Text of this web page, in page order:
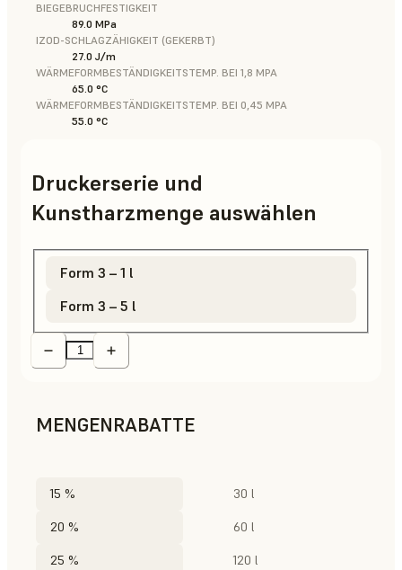
BIEGEBRUCHFESTIGKEIT
89.0 MPa
IZOD-SCHLAGZÄHIGKEIT (GEKERBT)
27.0 J/m
WÄRMEFORMBESTÄNDIGKEITSTEMP. BEI 1,8 MPA
65.0 °C
WÄRMEFORMBESTÄNDIGKEITSTEMP. BEI 0,45 MPA
55.0 °C
Druckerserie und
Kunstharzmenge auswählen
Form 3 – 1 l
Form 3 – 5 l
MENGENRABATTE
15 % 30 l
20 % 60 l
25 % 120 l